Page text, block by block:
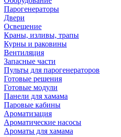
Парогенераторы
Двери
Освещение
Краны, изливы, трапы
Курны и раковины
Вентиляция
Запасные части
Пульты для парогенераторов
Готовые решения
Готовые модули
Панели для хамама
Паровые кабины
Ароматизация
Ароматические насосы
Ароматы для хамама